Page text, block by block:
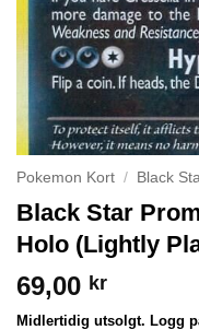
Pokemon Kort / Black
Black Star
Holo (Lightly
69,00 kr
Midlertidig utsolgt. Logg